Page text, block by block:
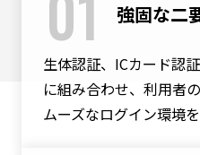
強固な二
生体認証、ICカード認
に組み合わせ、利用者
ムーズなログイン環境を